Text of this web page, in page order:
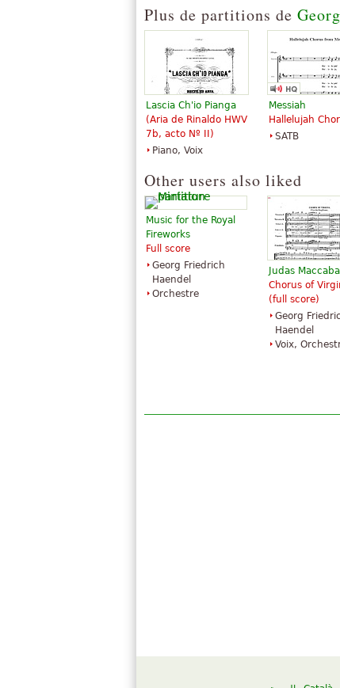
G. Schirmer
Plus de partitions de
Lascia Ch'io Pianga
(Aria de Rinaldo HWV
7b, acto Nº II)
Piano, Voix
Messiah
Hallelujah
SATB
Other users also liked
Music for the Royal
Fireworks
Full score
Georg Friedrich
Haendel
Orchestre
Judas
Chorus of
(full score)
Georg
Haendel
Voix,